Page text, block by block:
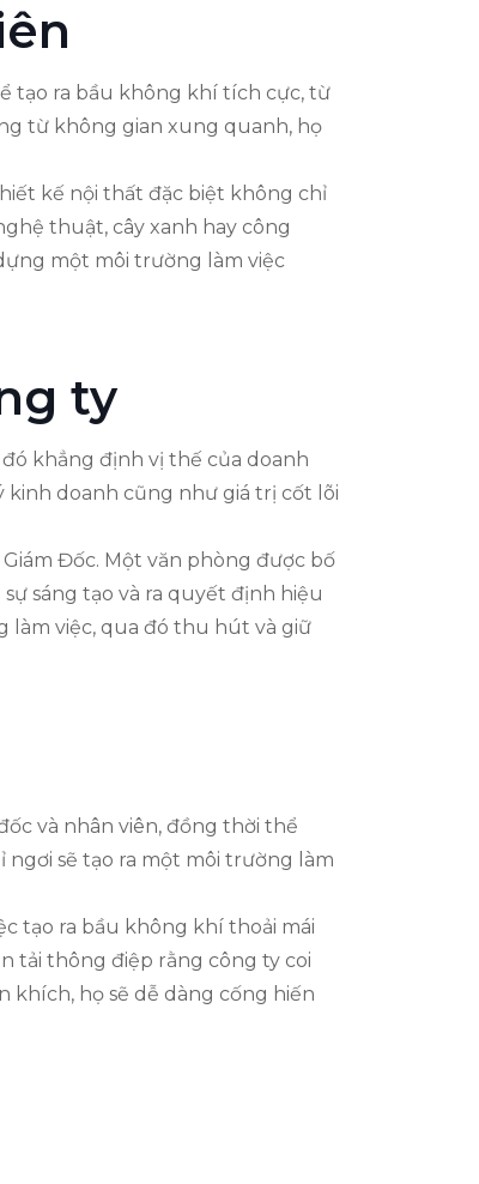
tạo ra bầu không khí tích cực, từ
từ không gian xung quanh, họ
kế nội thất đặc biệt không chỉ
thuật, cây xanh hay công
một môi trường làm việc
ty
khẳng định vị thế của doanh
doanh cũng như giá trị cốt lõi
Đốc. Một văn phòng được bố
sáng tạo và ra quyết định hiệu
làm việc, qua đó thu hút và giữ
và nhân viên, đồng thời thể
sẽ tạo ra một môi trường làm
tạo ra bầu không khí thoải mái
tải thông điệp rằng công ty coi
khích, họ sẽ dễ dàng cống hiến